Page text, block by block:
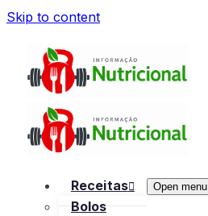
Skip to content
Receitas Open menu
Bolos